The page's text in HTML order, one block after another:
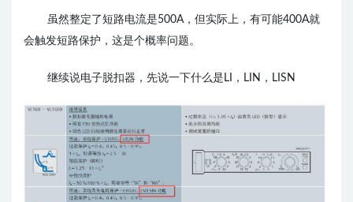
虽然整定了短路电流是500A，但实际上，有可能400A就
会触发短路保护，这是个概率问题。
继续说电子脱扣器，先说一下什么是LI，LIN，LISN